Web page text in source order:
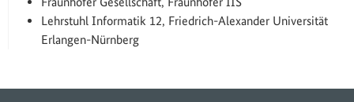
Lehrstuhl Informatik 12, Friedrich-Alexander Universität
Erlangen-Nürnberg